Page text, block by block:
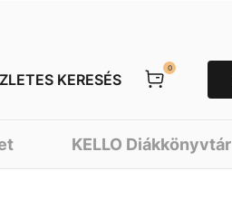
KERESÉS
0
KELLO Diákkönyvtár